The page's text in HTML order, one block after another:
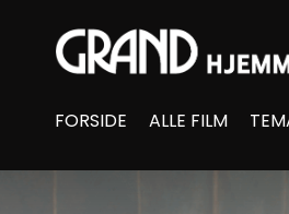
Accessibility
FORSIDE ALLE FILM